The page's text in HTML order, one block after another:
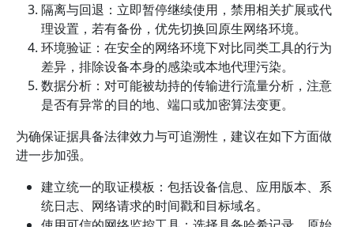
隔离与回退：立即暂停继续使用，禁用相关扩展或代
理设置，若有备份，优先切换回原生网络环境。
环境验证：在安全的网络环境下对比同类工具的行为
差异，排除设备本身的感染或本地代理污染。
数据分析：对可能被劫持的传输进行流量分析，注意
是否有异常的目的地、端口或加密算法变更。
为确保证据具备法律效力与可追溯性，建议在如下方面做
进一步加强。
建立统一的取证模板：包括设备信息、应用版本、系
统日志、网络请求的时间戳和目标域名。